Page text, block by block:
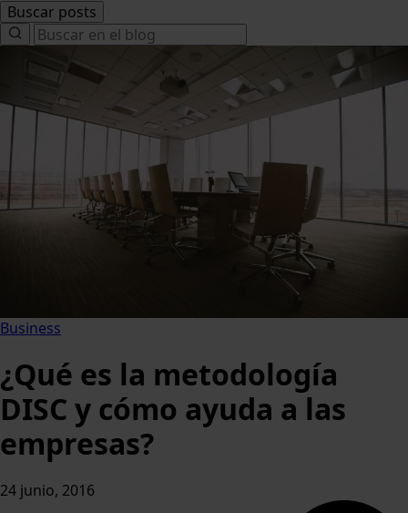
Buscar posts
Search
for:
Business
¿Qué es la metodología
DISC y cómo ayuda a las
empresas?
24 junio, 2016